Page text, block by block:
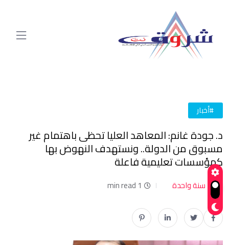
#أخبار
د. جودة غانم: المعاهد العليا تحظى باهتمام غير
مسبوق من الدولة.. ونستهدف النهوض بها
كمؤسسات تعليمية فاعلة
سنة واحدة 1 min read